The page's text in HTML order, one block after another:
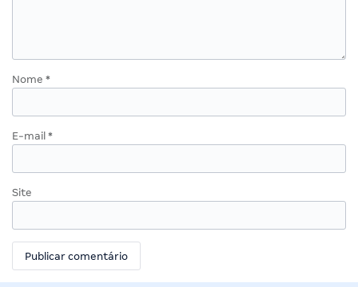
Nome *
E-mail *
Site